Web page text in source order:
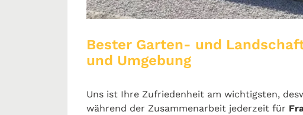
Bester Garten- und
und Umgebung
Uns ist Ihre Zufriedenheit am wichtigsten,
während der Zusammenarbeit jederzeit für